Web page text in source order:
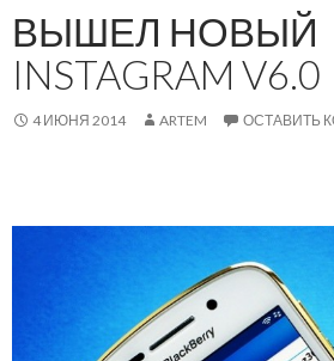
ВЫШЕЛ НОВЫЙ
INSTAGRAM V6.0
4 ИЮНЯ 2014 ARTEM ОСТАВИТЬ